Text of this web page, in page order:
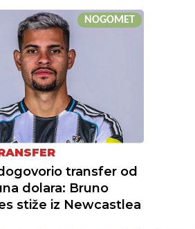
NOGOMET
transfer od
dolara: Bruno
stiže iz Newcastlea